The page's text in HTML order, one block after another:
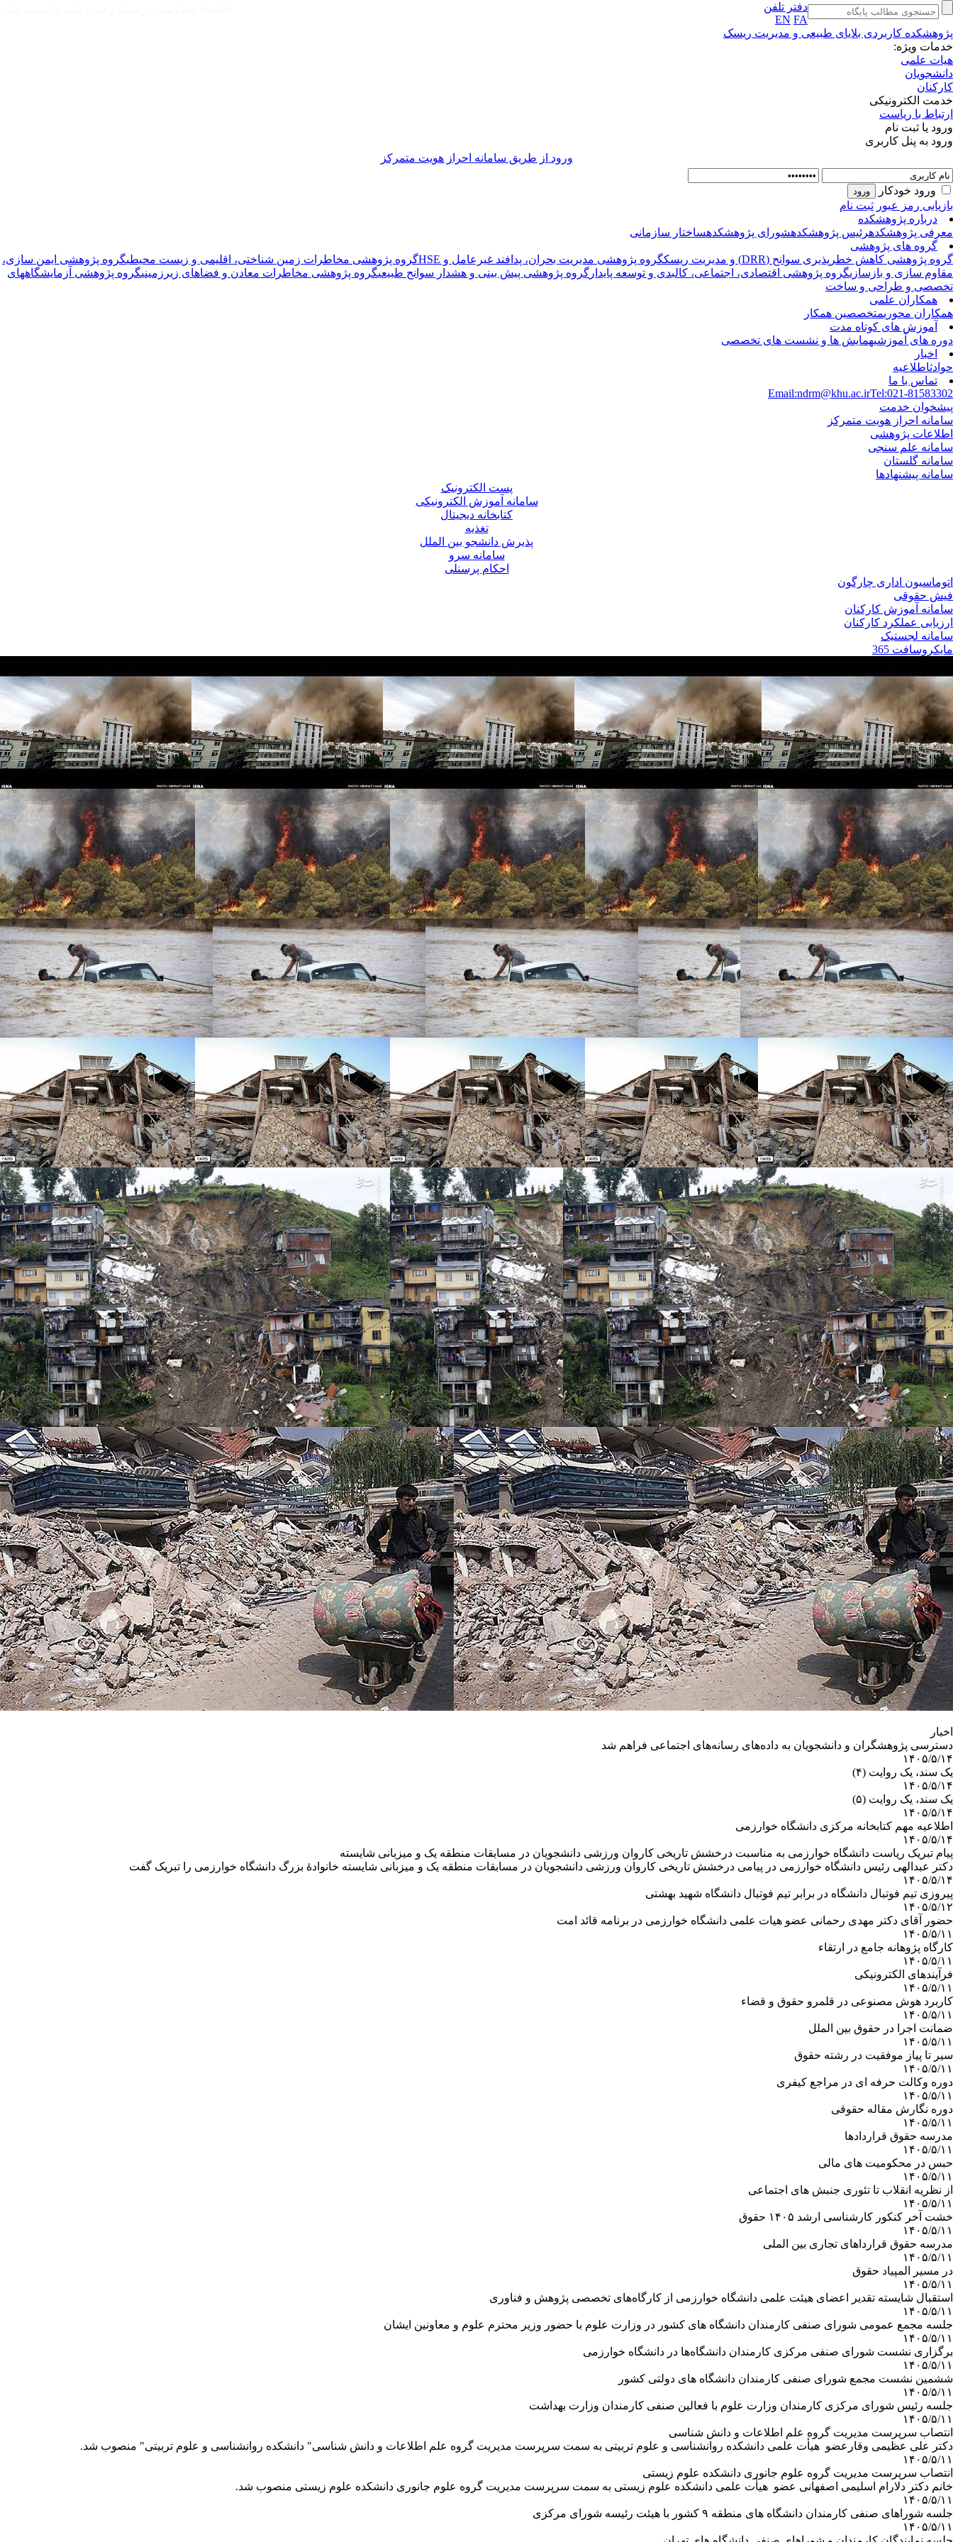
دفتر تلفن
EN FA
پژوهشکده کاربردی بلایای طبیعی و مدیریت ریسک
خدمات ویژه:
هیات علمی
دانشجویان
کارکنان
خدمت الکترونیکی
ارتباط با ریاست
ورود یا ثبت نام
ورود به پنل کاربری
ورود از طريق سامانه احراز هويت متمركز
ورود خودکار
بازیابی رمز عبور ثبت نام
درباره پژوهشکده
معرفی پژوهشکدهرئیس پژوهشکدهشورای پژوهشکدهساختار سازمانی
گروه های پژوهشی
گروه پژوهشی کاهش خطرپذیری سوانح (DRR) و مدیریت ریسک
گروه پژوهشی مدیریت بحران، پدافند غیرعامل و HSE گروه پژوهشی مخاطرات زمین شناختی، اقلیمی و زیست محیطیگروه پژوهشی ایمن سازی،
مقاوم سازی و بازسازیگروه پژوهشی اقتصادی، اجتماعی، کالبدی و توسعه پایدار گروه پژوهشی پیش بینی و هشدار سوانح طبیعیگروه پژوهشی مخاطرات معادن و فضاهای زیرزمینیگروه پژوهشی آزمایشگاههای
تخصصی و طراحی و ساخت
همکاران علمی
همکاران محوریمتخصصین همکار
آموزش های کوتاه مدت
دوره های آموزشیهمایش ها و نشست های تخصصی
اخبار
حوادثاطلاعیه
تماس با ما
Email:ndrm@khu.ac.irTel:021-81583302
پیشخوان خدمت
سامانه احراز هویت متمرکز
اطلاعات پژوهشی
سامانه علم سنجی
سامانه گلستان
سامانه پیشنهادها
پست الکترونیک
سامانه آموزش الکترونیکی
کتابخانه دیجیتال
تغذیه
پذیرش دانشجو بین الملل
سامانه سرو
احکام پرسنلی
اتوماسیون اداری چارگون
فیش حقوقی
سامانه آموزش کارکنان
ارزیابی عملکرد کارکنان
سامانه لجستیک
مایکروسافت 365
اخبار
دسترسی پژوهشگران و دانشجویان به داده‌های رسانه‌های اجتماعی فراهم شد
۱۴۰۵/۵/۱۴
یک سند، یک روایت (۴)
۱۴۰۵/۵/۱۴
یک سند، یک روایت (۵)
۱۴۰۵/۵/۱۴
اطلاعیه مهم کتابخانه مرکزی دانشگاه خوارزمی
۱۴۰۵/۵/۱۴
پیام تبریک ریاست دانشگاه خوارزمی به مناسبت درخشش تاریخی کاروان ورزشی دانشجویان در مسابقات منطقه یک و میزبانی شایسته
دکتر عبدالهی رئیس دانشگاه خوارزمی در پیامی درخشش تاریخی کاروان ورزشی دانشجویان در مسابقات منطقه یک و میزبانی شایسته خانوادهٔ بزرگ دانشگاه خوارزمی را تبریک گفت
۱۴۰۵/۵/۱۴
پیروزی تیم فوتبال دانشگاه در برابر تیم فوتبال دانشگاه شهید بهشتی
۱۴۰۵/۵/۱۲
حضور آقای دکتر مهدی رحمانی عضو هیات علمی دانشگاه خوارزمی در برنامه قائد امت
۱۴۰۵/۵/۱۱
کارگاه پژوهانه جامع در ارتقاء
۱۴۰۵/۵/۱۱
فرآیندهای الکترونیکی
۱۴۰۵/۵/۱۱
کاربرد هوش مصنوعی در قلمرو حقوق و قضاء
۱۴۰۵/۵/۱۱
ضمانت اجرا در حقوق بین الملل
۱۴۰۵/۵/۱۱
سیر تا پیاز موفقیت در رشته حقوق
۱۴۰۵/۵/۱۱
دوره وکالت حرفه ای در مراجع کیفری
۱۴۰۵/۵/۱۱
دوره نگارش مقاله حقوقی
۱۴۰۵/۵/۱۱
مدرسه حقوق قراردادها
۱۴۰۵/۵/۱۱
حبس در محکومیت های مالی
۱۴۰۵/۵/۱۱
از نظریه انقلاب تا تئوری جنبش های اجتماعی
۱۴۰۵/۵/۱۱
خشت آخر کنکور کارشناسی ارشد ۱۴۰۵ حقوق
۱۴۰۵/۵/۱۱
مدرسه حقوق قرارداهای تجاری بین الملی
۱۴۰۵/۵/۱۱
در مسیر المپیاد حقوق
۱۴۰۵/۵/۱۱
استقبال شایسته تقدیر اعضای هیئت‌ علمی دانشگاه خوارزمی از ‌کارگاه‌های تخصصی پژوهش و فناوری
۱۴۰۵/۵/۱۱
جلسه مجمع عمومی شورای صنفی کارمندان دانشگاه های کشور در وزارت علوم با حضور وزیر محترم علوم و معاونین ایشان
۱۴۰۵/۵/۱۱
برگزاری نشست شورای صنفی مرکزی کارمندان دانشگاه‌ها در دانشگاه خوارزمی
۱۴۰۵/۵/۱۱
ششمین نشست مجمع شورای صنفی کارمندان دانشگاه های دولتی کشور
۱۴۰۵/۵/۱۱
جلسه رئیس شورای مرکزی کارمندان وزارت علوم با فعالین صنفی کارمندان وزارت بهداشت
۱۴۰۵/۵/۱۱
انتصاب سرپرست مدیریت گروه علم اطلاعات و دانش شناسی
دکتر علی عظیمی وقارعضو هیأت علمی دانشکده روانشناسی و علوم تربیتی به سمت سرپرست مدیریت گروه علم اطلاعات و دانش شناسی" دانشکده روانشناسی و علوم تربیتی" منصوب شد.
۱۴۰۵/۵/۱۱
انتصاب سرپرست مدیریت گروه علوم جانوری دانشکده علوم زیستی
خانم دکتر دلارام اسلیمی اصفهانی عضو هیأت علمی دانشکده علوم زیستی به سمت سرپرست مدیریت گروه علوم جانوری دانشکده علوم زیستی منصوب شد.
۱۴۰۵/۵/۱۱
جلسه شوراهای صنفی کارمندان دانشگاه های منطقه ۹ کشور با هیئت رئیسه شورای مرکزی
۱۴۰۵/۵/۱۱